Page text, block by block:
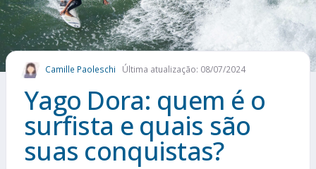
FUTEBOL INTERNACIONAL
COMO APOSTAR
MAIS ESPORTES
Camille Paoleschi Última atualização: 08/07/2024
Yago Dora: quem é o
surfista e quais são
suas conquistas?